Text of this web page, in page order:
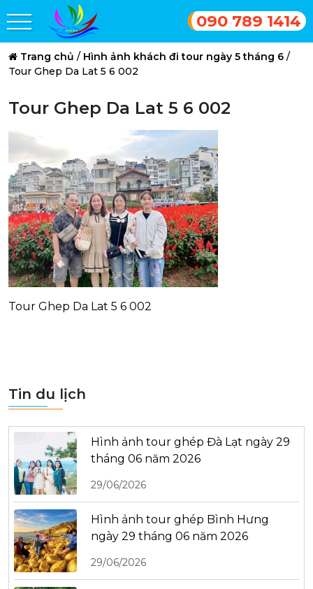
090 789 1414
Trang chủ / Hình ảnh khách đi tour ngày 5 tháng 6 /
Tour Ghep Da Lat 5 6 002
Tour Ghep Da Lat 5 6 002
Tour Ghep Da Lat 5 6 002
Tin du lịch
Hình ảnh tour ghép Đà Lạt ngày 29
tháng 06 năm 2026
29/06/2026
Hình ảnh tour ghép Bình Hưng
ngày 29 tháng 06 năm 2026
29/06/2026